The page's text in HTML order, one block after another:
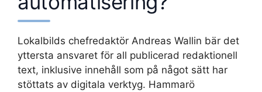
Lokalbilds chefredaktör Andreas Wallin bär det
yttersta ansvaret för all publicerad redaktionell
text, inklusive innehåll som på något sätt har
stöttats av digitala verktyg. Hammarö